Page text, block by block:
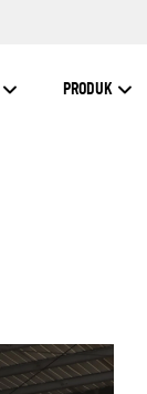
PRODUK